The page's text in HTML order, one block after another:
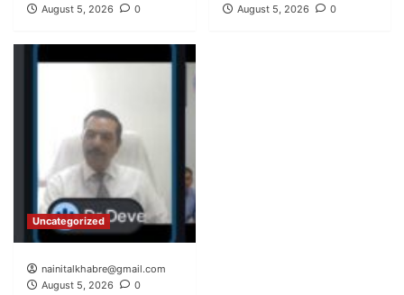
August 5, 2026
0
August 5, 2026
0
Uncategorized
nainitalkhabre@gmail.com
August 5, 2026
0